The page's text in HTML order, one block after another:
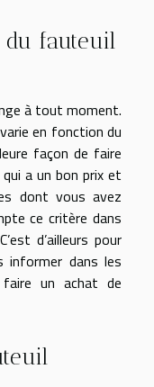
du fauteuil
à tout moment.
en fonction du
façon de faire
a un bon prix et
dont vous avez
ce critère dans
d’ailleurs pour
informer dans les
un achat de